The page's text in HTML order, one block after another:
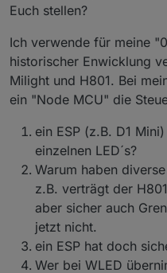
Euch stellen?
Ich verwende für meine
historischer Enwicklung
Milight und H801. Bei
ein "Node MCU" die
ein ESP (z.B. D1
einzelnen LED´s?
Warum haben
z.B. verträgt der
aber sicher auch
jetzt nicht.
ein ESP hat doch
Wer bei WLED